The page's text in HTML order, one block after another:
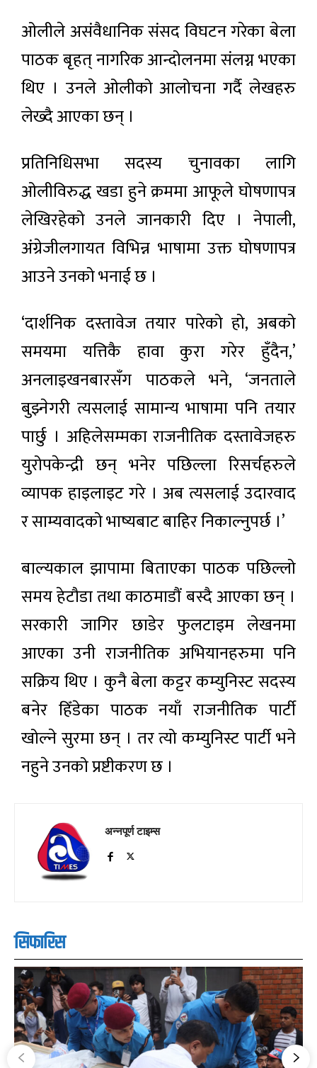
ओलीले असंवैधानिक संसद विघटन गरेका बेला
पाठक बृहत् नागरिक आन्दोलनमा संलग्न भएका
थिए । उनले ओलीको आलोचना गर्दै लेखहरु
लेख्दै आएका छन् ।
प्रतिनिधिसभा सदस्य चुनावका लागि
ओलीविरुद्ध खडा हुने क्रममा आफूले घोषणापत्र
लेखिरहेको उनले जानकारी दिए । नेपाली,
अंग्रेजीलगायत विभिन्न भाषामा उक्त घोषणापत्र
आउने उनको भनाई छ ।
‘दार्शनिक दस्तावेज तयार पारेको हो, अबको
समयमा यत्तिकै हावा कुरा गरेर हुँदैन,’
अनलाइखनबारसँग पाठकले भने, ‘जनताले
बुझ्नेगरी त्यसलाई सामान्य भाषामा पनि तयार
पार्छु । अहिलेसम्मका राजनीतिक दस्तावेजहरु
युरोपकेन्द्री छन् भनेर पछिल्ला रिसर्चहरुले
व्यापक हाइलाइट गरे । अब त्यसलाई उदारवाद
र साम्यवादको भाष्यबाट बाहिर निकाल्नुपर्छ ।’
बाल्यकाल झापामा बिताएका पाठक पछिल्लो
समय हेटौडा तथा काठमाडौं बस्दै आएका छन् ।
सरकारी जागिर छाडेर फुलटाइम लेखनमा
आएका उनी राजनीतिक अभियानहरुमा पनि
सक्रिय थिए । कुनै बेला कट्टर कम्युनिस्ट सदस्य
बनेर हिँडेका पाठक नयाँ राजनीतिक पार्टी
खोल्ने सुरमा छन् । तर त्यो कम्युनिस्ट पार्टी भने
नहुने उनको प्रष्टीकरण छ ।
अन्नपूर्ण टाइम्स
सिफारिस